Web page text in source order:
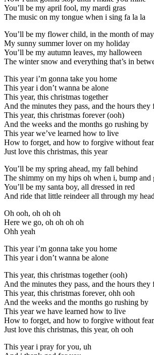
You’ll be my april fool, my mardi gras
The music on my tongue when i sing fa la la
You’ll be my flower child, in the month of may
My sunny summer lover on my holiday
You’ll be my autumn leaves, my halloween
The winter snow and everything that’s in
This year i’m gonna take you home
This year i don’t wanna be alone
This year, this christmas together
And the minutes they pass, and the hours they
This year, this christmas forever (ooh)
And the weeks and the months go rushing by
This year we’ve learned how to live
How to forget, and how to forgive without
Just love this christmas, this year
You’ll be my spring ahead, my fall behind
The shimmy on my hips oh when i, bump and
You’ll be my santa boy, all dressed in red
And ride that little reindeer all through my head
Oh ooh, oh oh oh
Here we go, oh oh oh oh
Ohh yeah
This year i’m gonna take you home
This year i don’t wanna be alone
This year, this christmas together (ooh)
And the minutes they pass, and the hours they
This year, this christmas forever, ohh ooh
And the weeks and the months go rushing by
This year we have learned how to live
How to forget, and how to forgive without
Just love this christmas, this year, oh ooh
This year i pray for you, uh